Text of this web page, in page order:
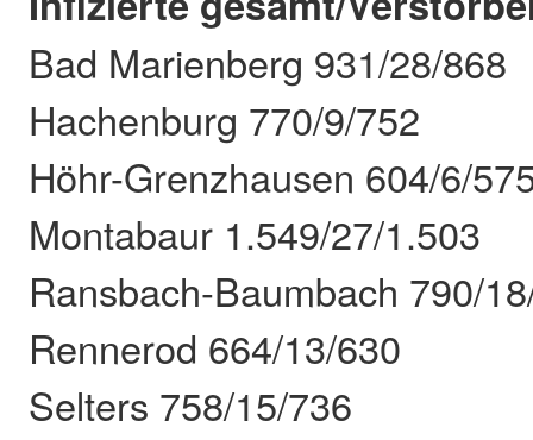
Bad Marienberg 931/28/868
Hachenburg 770/9/752
Höhr-Grenzhausen 604/6/
Montabaur 1.549/27/1.503
Ransbach-Baumbach 790/
Rennerod 664/13/630
Selters 758/15/736